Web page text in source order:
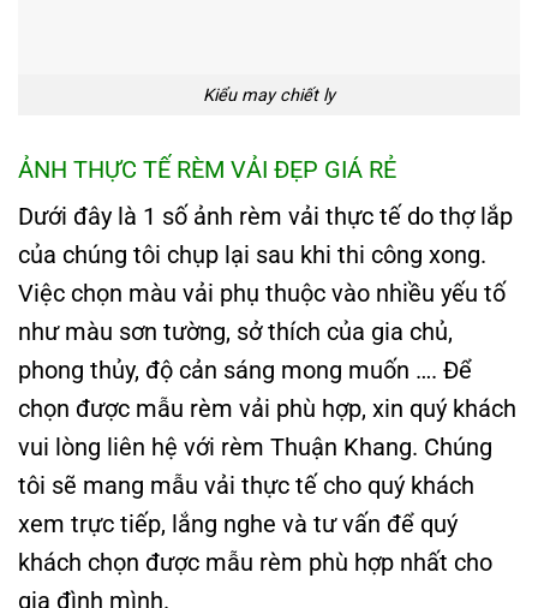
Kiểu may chiết ly
ẢNH THỰC TẾ RÈM VẢI ĐẸP GIÁ RẺ
Dưới đây là 1 số ảnh rèm vải thực tế do thợ lắp
của chúng tôi chụp lại sau khi thi công xong.
Việc chọn màu vải phụ thuộc vào nhiều yếu tố
như màu sơn tường, sở thích của gia chủ,
phong thủy, độ cản sáng mong muốn …. Để
chọn được mẫu rèm vải phù hợp, xin quý khách
vui lòng liên hệ với rèm Thuận Khang. Chúng
tôi sẽ mang mẫu vải thực tế cho quý khách
xem trực tiếp, lắng nghe và tư vấn để quý
khách chọn được mẫu rèm phù hợp nhất cho
gia đình mình.